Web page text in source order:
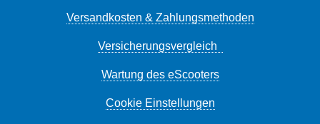
Versandkosten & Zahlungsmethoden
Versicherungsvergleich
Wartung des eScooters
Cookie Einstellungen